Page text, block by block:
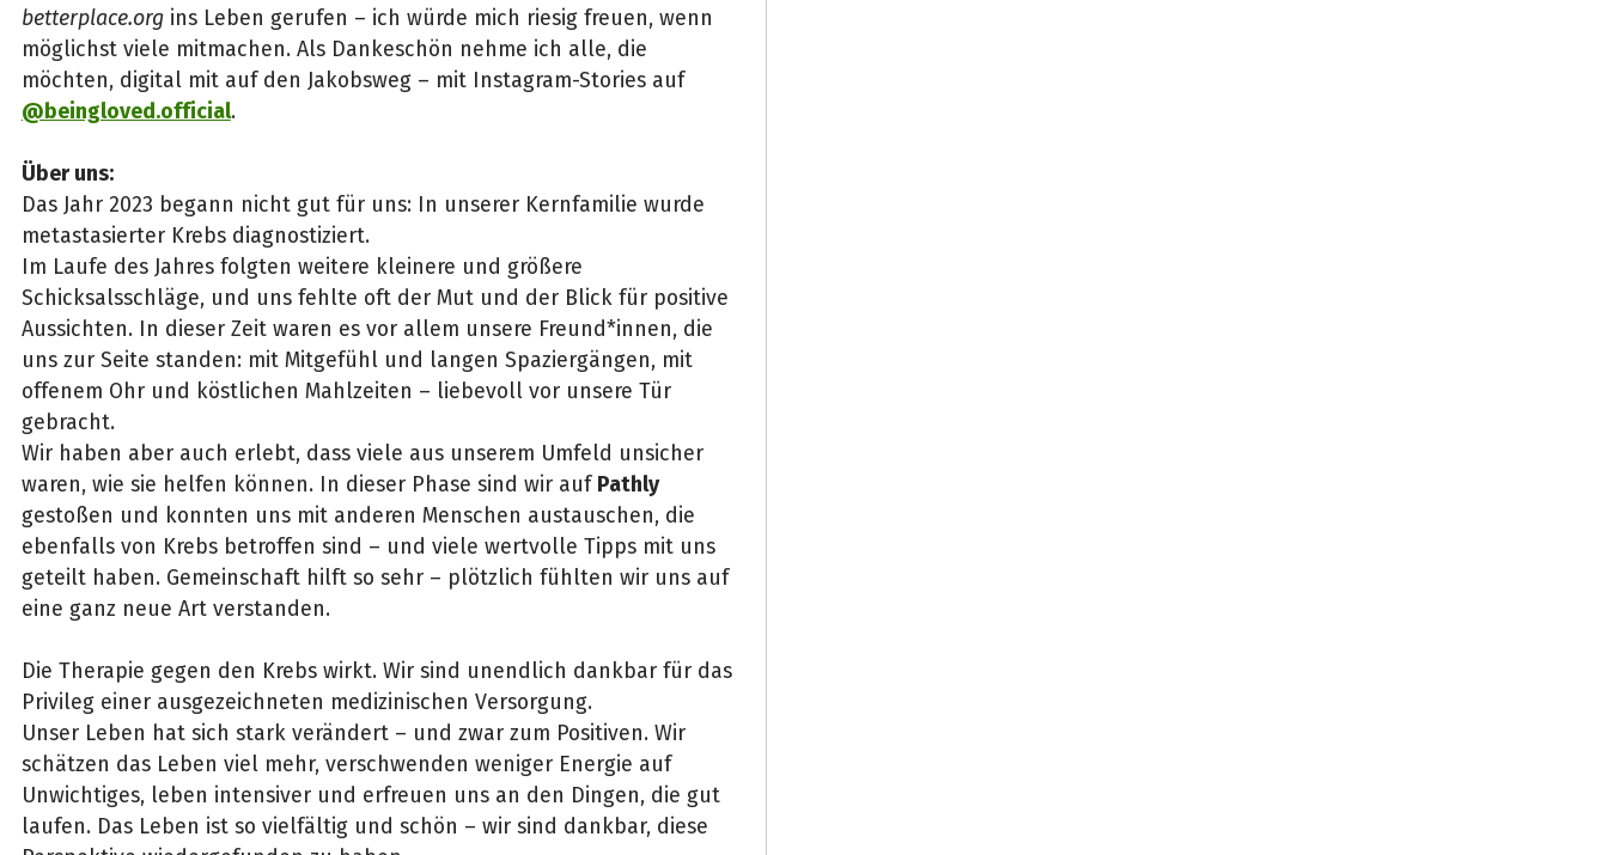
betterplace.org ins Leben gerufen – ich würde mich riesig freuen, wenn
möglichst viele mitmachen. Als Dankeschön nehme ich alle, die
möchten, digital mit auf den Jakobsweg – mit Instagram-Stories auf
@beingloved.official.
Über uns:
Das Jahr 2023 begann nicht gut für uns: In unserer Kernfamilie wurde
metastasierter Krebs diagnostiziert.
Im Laufe des Jahres folgten weitere kleinere und größere
Schicksalsschläge, und uns fehlte oft der Mut und der Blick für positive
Aussichten. In dieser Zeit waren es vor allem unsere Freund*innen, die
uns zur Seite standen: mit Mitgefühl und langen Spaziergängen, mit
offenem Ohr und köstlichen Mahlzeiten – liebevoll vor unsere Tür
gebracht.
Wir haben aber auch erlebt, dass viele aus unserem Umfeld unsicher
waren, wie sie helfen können. In dieser Phase sind wir aufPathly
gestoßen und konnten uns mit anderen Menschen austauschen, die
ebenfalls von Krebs betroffen sind – und viele wertvolle Tipps mit uns
geteilt haben. Gemeinschaft hilft so sehr – plötzlich fühlten wir uns auf
eine ganz neue Art verstanden.
Die Therapie gegen den Krebs wirkt. Wir sind unendlich dankbar für das
Privileg einer ausgezeichneten medizinischen Versorgung.
Unser Leben hat sich stark verändert – und zwar zum Positiven. Wir
schätzen das Leben viel mehr, verschwenden weniger Energie auf
Unwichtiges, leben intensiver und erfreuen uns an den Dingen, die gut
laufen. Das Leben ist so vielfältig und schön – wir sind dankbar, diese